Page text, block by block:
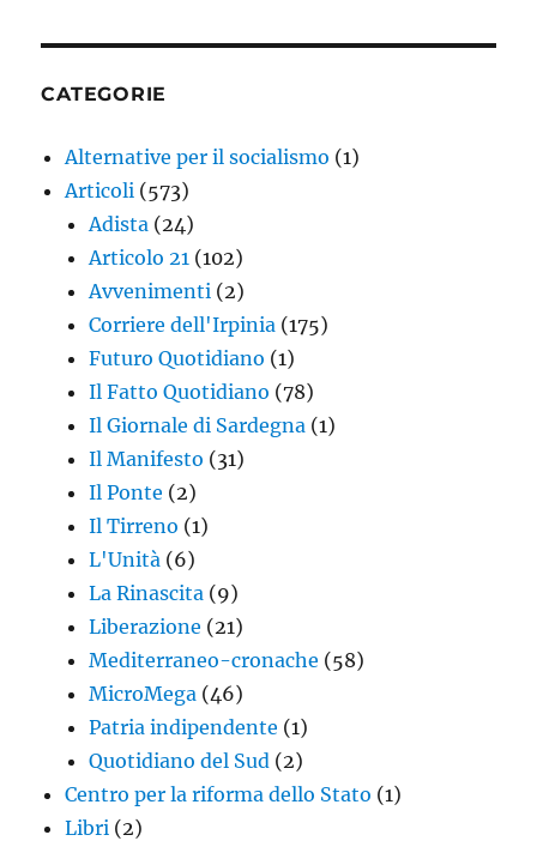
CATEGORIE
Alternative per il socialismo (1)
Articoli (573)
Adista (24)
Articolo 21 (102)
Avvenimenti (2)
Corriere dell'Irpinia (175)
Futuro Quotidiano (1)
Il Fatto Quotidiano (78)
Il Giornale di Sardegna (1)
Il Manifesto (31)
Il Ponte (2)
Il Tirreno (1)
L'Unità (6)
La Rinascita (9)
Liberazione (21)
Mediterraneo-cronache (58)
MicroMega (46)
Patria indipendente (1)
Quotidiano del Sud (2)
Centro per la riforma dello Stato (1)
Libri (2)